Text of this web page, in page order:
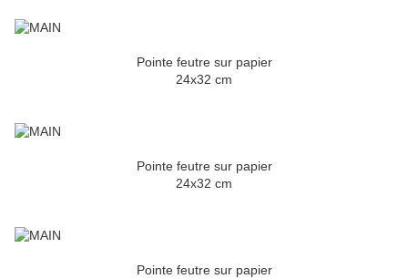
Pointe feutre sur papier
24x32 cm
Pointe feutre sur papier
24x32 cm
Pointe feutre sur papier